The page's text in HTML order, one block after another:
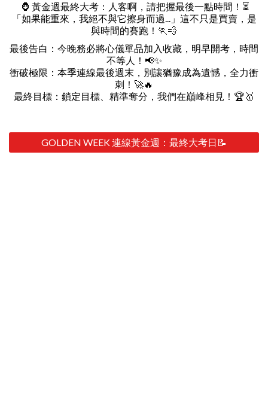
🦍 黃金週最終大考：人客啊，請把握最後一點時間！⏳
「如果能重來，我絕不與它擦身而過...」這不只是買賣，是
與時間的賽跑！🏃💨
最後告白：今晚務必將心儀單品加入收藏，明早開考，時間
不等人！📢✨
衝破極限：本季連線最後週末，別讓猶豫成為遺憾，全力衝
刺！🚀🔥
最終目標：鎖定目標、精準奪分，我們在巔峰相見！🏆🥇
GOLDEN WEEK 連線黃金週：最終大考日📝